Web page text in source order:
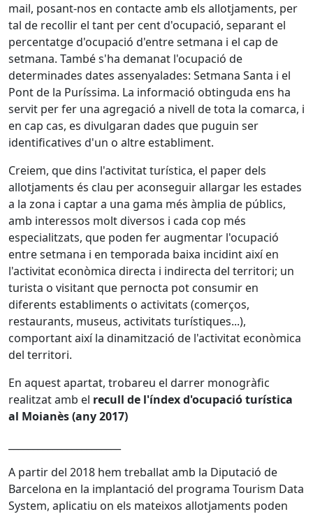
mail, posant-nos en contacte amb els allotjaments, per
tal de recollir el tant per cent d'ocupació, separant el
percentatge d'ocupació d'entre setmana i el cap de
setmana. També s'ha demanat l'ocupació de
determinades dates assenyalades: Setmana Santa i el
Pont de la Puríssima. La informació obtinguda ens ha
servit per fer una agregació a nivell de tota la comarca, i
en cap cas, es divulgaran dades que puguin ser
identificatives d'un o altre establiment.
Creiem, que dins l'activitat turística, el paper dels
allotjaments és clau per aconseguir allargar les estades
a la zona i captar a una gama més àmplia de públics,
amb interessos molt diversos i cada cop més
especialitzats, que poden fer augmentar l'ocupació
entre setmana i en temporada baixa incidint així en
l'activitat econòmica directa i indirecta del territori; un
turista o visitant que pernocta pot consumir en
diferents establiments o activitats (comerços,
restaurants, museus, activitats turístiques...),
comportant així la dinamització de l'activitat econòmica
del territori.
En aquest apartat, trobareu el darrer monogràfic
realitzat amb el recull de l'índex d'ocupació turística
al Moianès (any 2017)
A partir del 2018 hem treballat amb la Diputació de
Barcelona en la implantació del programa Tourism Data
System, aplicatiu on els mateixos allotjaments poden